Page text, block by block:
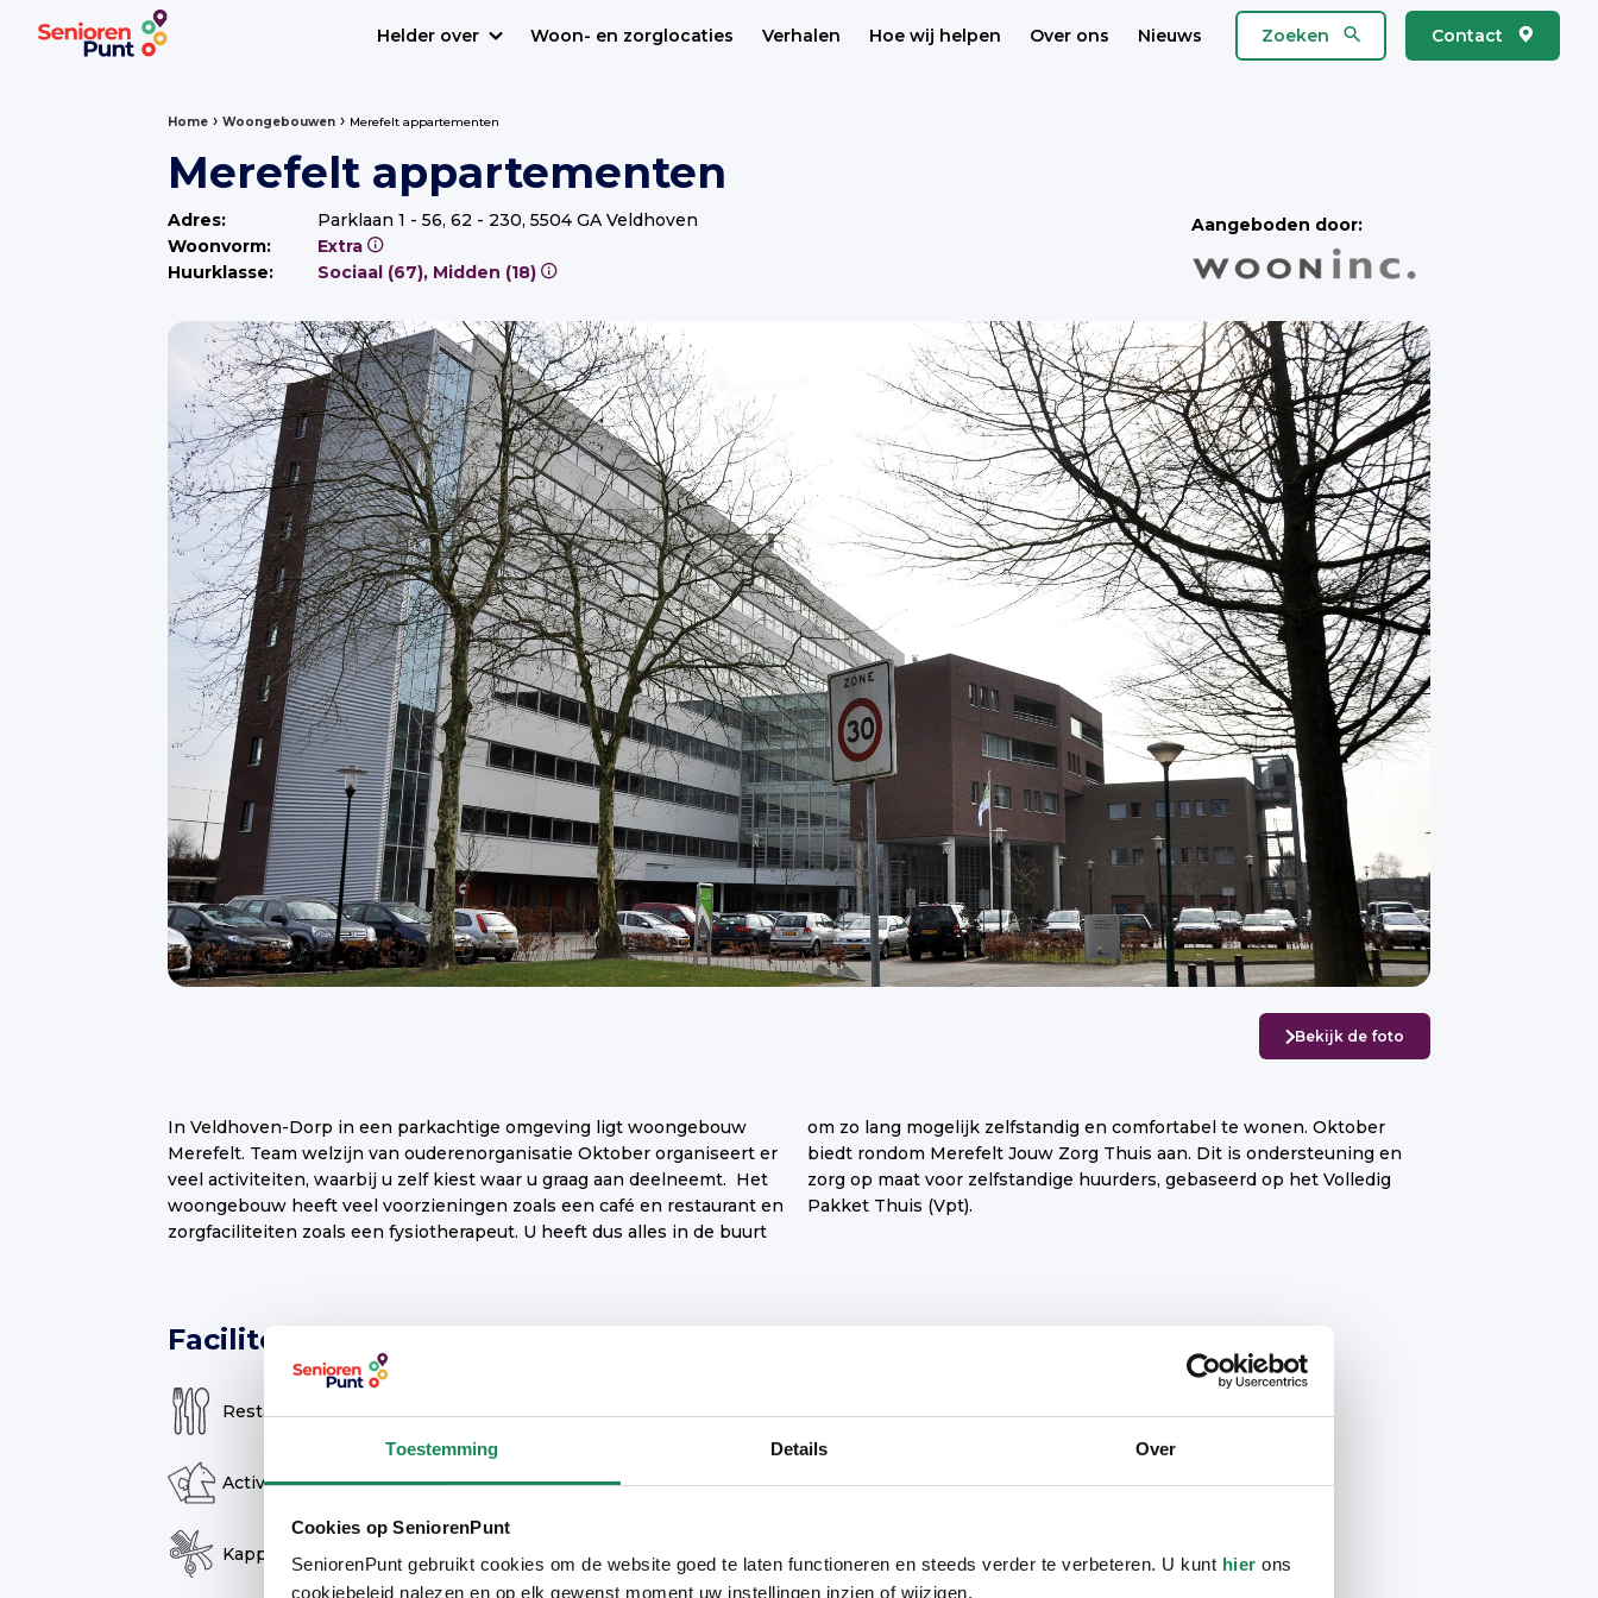
Toestemming Details Over
Cookies op SeniorenPunt
SeniorenPunt gebruikt cookies om de website goed te laten functioneren en steeds verder te verbeteren. U kunt hier ons
cookiebeleid nalezen en op elk gewenst moment uw instellingen inzien of wijzigen.
Helder over Woon- en zorglocaties Verhalen Hoe wij helpen Over ons Nieuws Zoeken Contact
Home ›Woongebouwen › Merefelt appartementen
Merefelt appartementen
Adres:
Parklaan 1 - 56, 62 - 230, 5504 GA Veldhoven
Woonvorm:
Extra
Huurklasse:
Sociaal (67), Midden (18)
Aangeboden door:
Bekijk de foto
In Veldhoven-Dorp in een parkachtige omgeving ligt woongebouw
Merefelt. Team welzijn van ouderenorganisatie Oktober organiseert er
veel activiteiten, waarbij u zelf kiest waar u graag aan deelneemt. Het
woongebouw heeft veel voorzieningen zoals een café en restaurant en
zorgfaciliteiten zoals een fysiotherapeut. U heeft dus alles in de buurt
om zo lang mogelijk zelfstandig en comfortabel te wonen. Oktober
biedt rondom Merefelt Jouw Zorg Thuis aan. Dit is ondersteuning en
zorg op maat voor zelfstandige huurders, gebaseerd op het Volledig
Pakket Thuis (Vpt).
Faciliteiten & services
Restaurant Café Receptie/servicebalie Ontmoetingsruimte
Activiteiten Stilteruimte Beheerder Fysiotherapie
Kapper Manicure/Pedicure